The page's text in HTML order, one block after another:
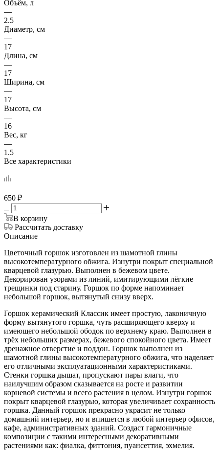
Объём, л
—
2.5
Диаметр, см
—
17
Длина, см
—
17
Ширина, см
—
17
Высота, см
—
16
Вес, кг
—
1.5
Все характеристики
650 ₽
В корзину
Рассчитать доставку
Описание
Цветочный горшок изготовлен из шамотной глины
высокотемпературного обжига. Изнутри покрыт специальной
кварцевой глазурью. Выполнен в бежевом цвете.
Декорирован узорами из линий, имитирующими лёгкие
трещинки под старину. Горшок по форме напоминает
небольшой горшок, вытянутый снизу вверх.
Горшок керамический Классик имеет простую, лаконичную
форму вытянутого горшка, чуть расширяющего кверху и
имеющего небольшой ободок по верхнему краю. Выполнен в
трёх небольших размерах, бежевого спокойного цвета. Имеет
дренажное отверстие и поддон. Горшок выполнен из
шамотной глины высокотемпературного обжига, что наделяет
его отличными эксплуатационными характеристиками.
Стенки горшка дышат, пропускают пары влаги, что
наилучшим образом сказывается на росте и развитии
корневой системы и всего растения в целом. Изнутри горшок
покрыт кварцевой глазурью, которая увеличивает сохранность
горшка. Данный горшок прекрасно украсит не только
домашний интерьер, но и впишется в любой интерьер офисов,
кафе, административных зданий. Создаст гармоничные
композиции с такими интересными декоративными
растениями как: фиалка, фиттония, пуансеттия, эхмелия.